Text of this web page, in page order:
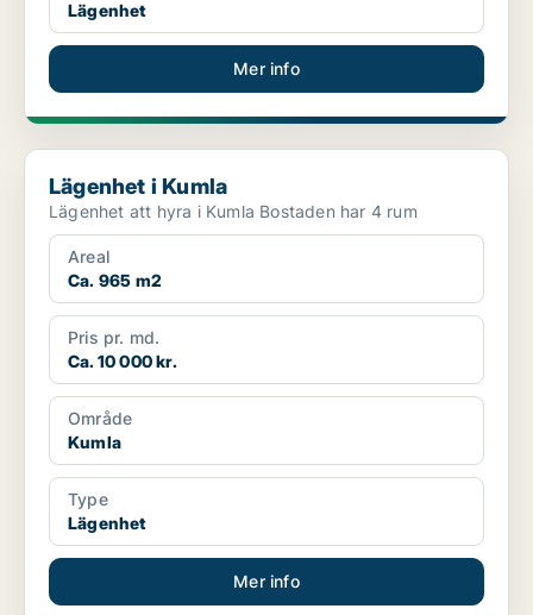
Lägenhet
Mer info
Lägenhet i Kumla
Lägenhet i Kumla
Lägenhet att hyra i Kumla Bostaden har 4 rum
Areal
Ca. 965 m2
Pris pr. md.
Ca. 10 000 kr.
Område
Kumla
Type
Lägenhet
Mer info